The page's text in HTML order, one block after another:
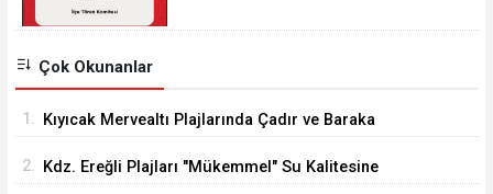
Çok Okunanlar
1. Kıyıcak Mervealtı Plajlarında Çadır ve Baraka
2. Kdz. Ereğli Plajları "Mükemmel" Su Kalitesine